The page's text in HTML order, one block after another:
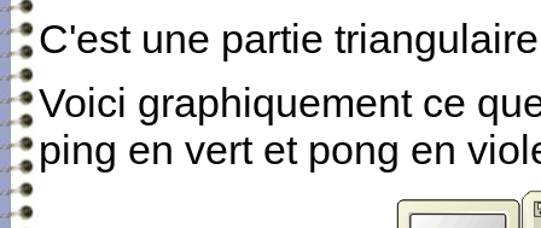
C'est une partie
Voici graphiquement ce
ping en vert et pong en